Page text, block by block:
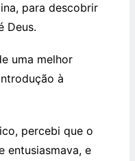
para descobrir
Deus.
uma melhor
à
percebi que o
entusiasmava, e